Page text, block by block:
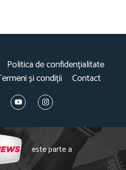
Politica de confidențialitate
și condiții Contact
este parte a